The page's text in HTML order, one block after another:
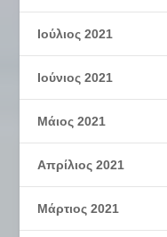
Ιούλιος 2021
Ιούνιος 2021
Μάιος 2021
Απρίλιος 2021
Μάρτιος 2021